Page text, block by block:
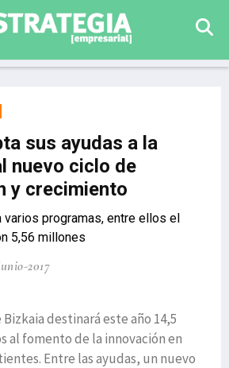
sus ayudas a la
nuevo ciclo de
y crecimiento
varios programas, entre ellos el
5,56 millones
2017
destinará este año 14,5
al fomento de la innovación en
Entre las ayudas, un nuevo